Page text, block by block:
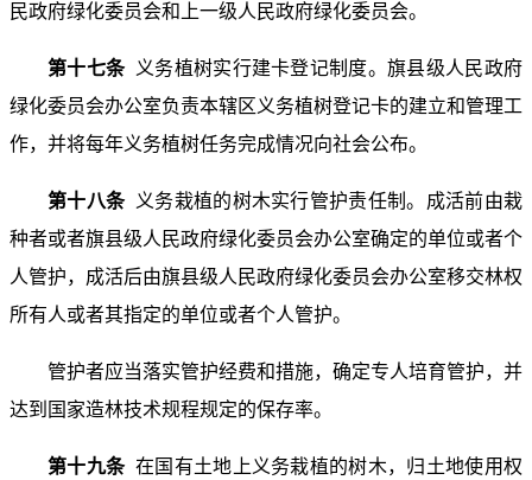
民政府绿化委员会和上一级人民政府绿化委员会。
第十七条 义务植树实行建卡登记制度。旗县级人民政府
绿化委员会办公室负责本辖区义务植树登记卡的建立和管理工
作，并将每年义务植树任务完成情况向社会公布。
第十八条 义务栽植的树木实行管护责任制。成活前由栽
种者或者旗县级人民政府绿化委员会办公室确定的单位或者个
人管护，成活后由旗县级人民政府绿化委员会办公室移交林权
所有人或者其指定的单位或者个人管护。
管护者应当落实管护经费和措施，确定专人培育管护，并
达到国家造林技术规程规定的保存率。
第十九条 在国有土地上义务栽植的树木，归土地使用权